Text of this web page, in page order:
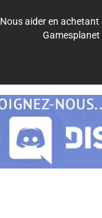
Nous aider en achetant
Gamesplanet